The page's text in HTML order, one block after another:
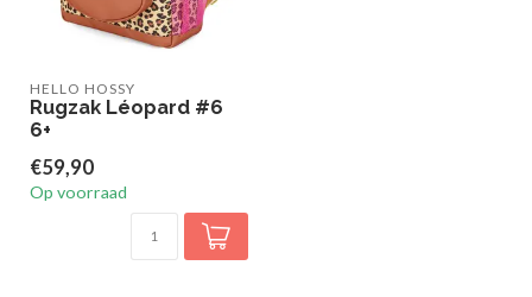
HELLO HOSSY
Rugzak Léopard #6
6+
€59,90
Op voorraad